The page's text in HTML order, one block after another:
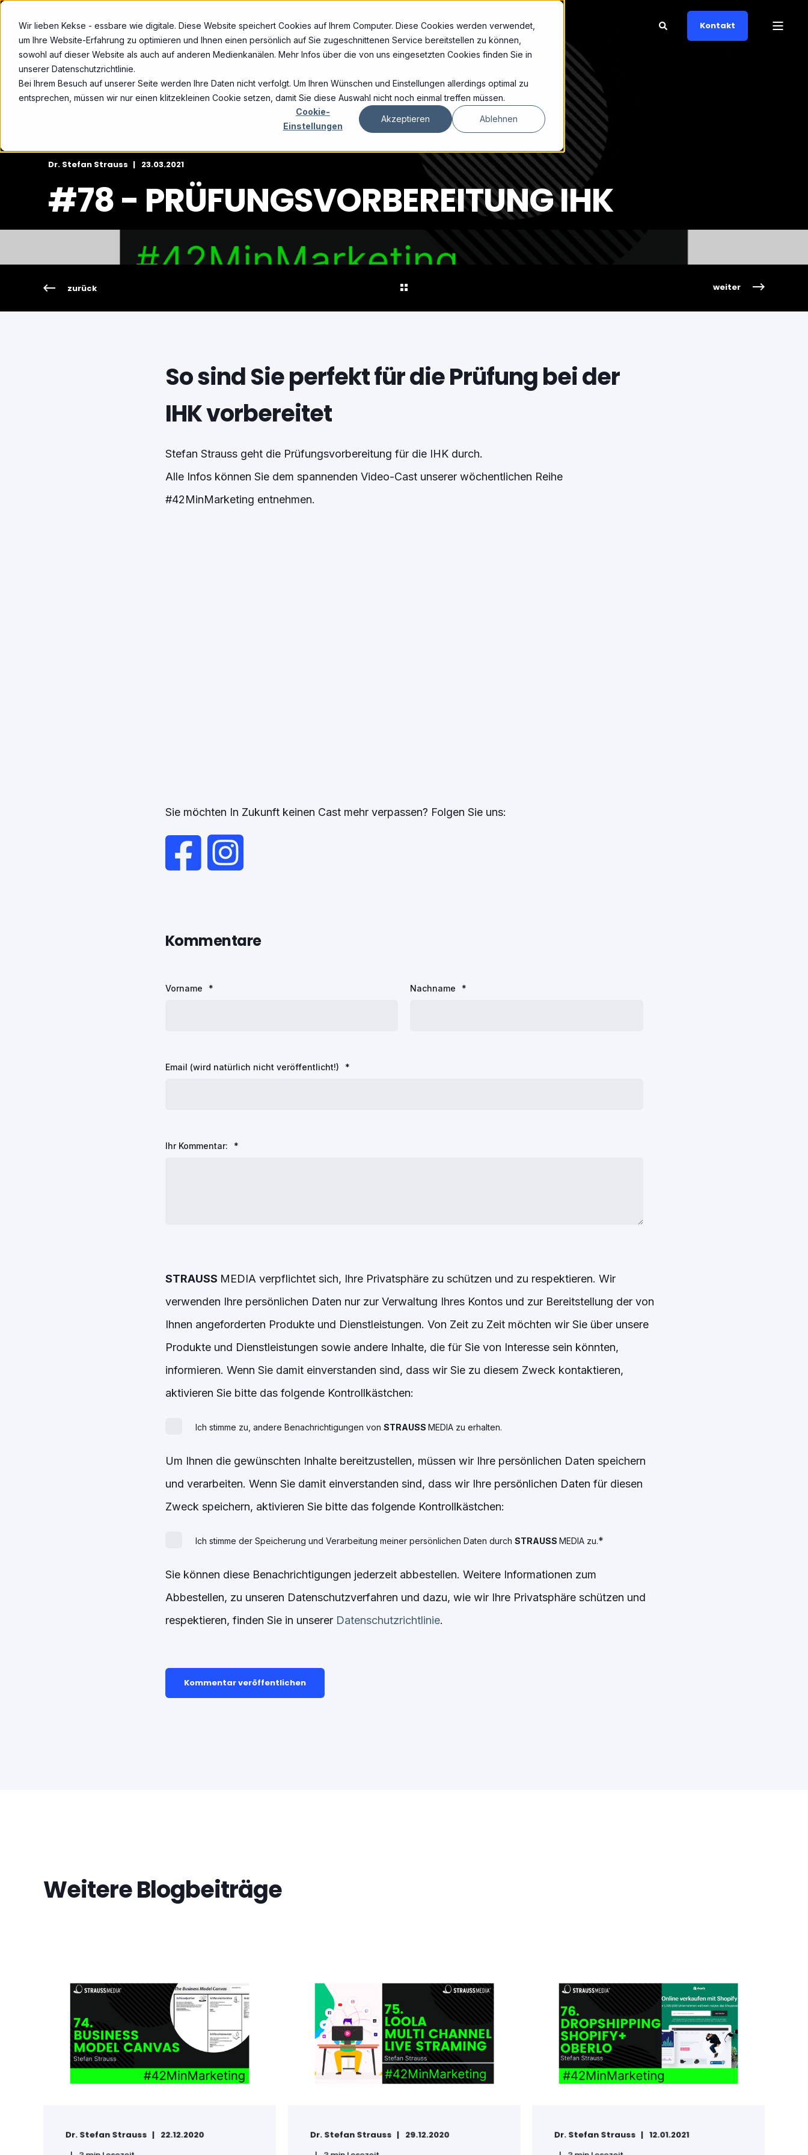
Wir lieben Kekse - essbare wie digitale. Diese Website speichert Cookies auf Ihrem Computer. Diese Cookies werden verwendet,
um Ihre Website-Erfahrung zu optimieren und Ihnen einen persönlich auf Sie zugeschnittenen Service bereitstellen zu können,
sowohl auf dieser Website als auch auf anderen Medienkanälen. Mehr Infos über die von uns eingesetzten Cookies finden Sie in
unserer Datenschutzrichtlinie.
Bei Ihrem Besuch auf unserer Seite werden Ihre Daten nicht verfolgt. Um Ihren Wünschen und Einstellungen allerdings optimal zu
entsprechen, müssen wir nur einen klitzekleinen Cookie setzen, damit Sie diese Auswahl nicht noch einmal treffen müssen.
Cookie-
Einstellungen
Akzeptieren Ablehnen
Kontakt
Dr. Stefan Strauss 23.03.2021
#78 - PRÜFUNGSVORBEREITUNG IHK
zurück weiter
So sind Sie perfekt für die Prüfung bei der
IHK vorbereitet
Stefan Strauss geht die Prüfungsvorbereitung für die IHK durch.
Alle Infos können Sie dem spannenden Video-Cast unserer wöchentlichen Reihe
#42MinMarketing entnehmen.
Sie möchten In Zukunft keinen Cast mehr verpassen? Folgen Sie uns:
Kommentare
Vorname * Nachname *
Email (wird natürlich nicht veröffentlicht!) *
Ihr Kommentar: *
STRAUSS MEDIA verpflichtet sich, Ihre Privatsphäre zu schützen und zu respektieren. Wir
verwenden Ihre persönlichen Daten nur zur Verwaltung Ihres Kontos und zur Bereitstellung der von
Ihnen angeforderten Produkte und Dienstleistungen. Von Zeit zu Zeit möchten wir Sie über unsere
Produkte und Dienstleistungen sowie andere Inhalte, die für Sie von Interesse sein könnten,
informieren. Wenn Sie damit einverstanden sind, dass wir Sie zu diesem Zweck kontaktieren,
aktivieren Sie bitte das folgende Kontrollkästchen:
Ich stimme zu, andere Benachrichtigungen von STRAUSS MEDIA zu erhalten.
Um Ihnen die gewünschten Inhalte bereitzustellen, müssen wir Ihre persönlichen Daten speichern
und verarbeiten. Wenn Sie damit einverstanden sind, dass wir Ihre persönlichen Daten für diesen
Zweck speichern, aktivieren Sie bitte das folgende Kontrollkästchen:
Ich stimme der Speicherung und Verarbeitung meiner persönlichen Daten durch STRAUSS MEDIA zu.*
Sie können diese Benachrichtigungen jederzeit abbestellen. Weitere Informationen zum
Abbestellen, zu unseren Datenschutzverfahren und dazu, wie wir Ihre Privatsphäre schützen und
respektieren, finden Sie in unserer Datenschutzrichtlinie.
Weitere Blogbeiträge
Dr. Stefan Strauss
22.12.2020
Dr. Stefan Strauss
29.12.2020
Dr. Stefan Strauss
12.01.2021